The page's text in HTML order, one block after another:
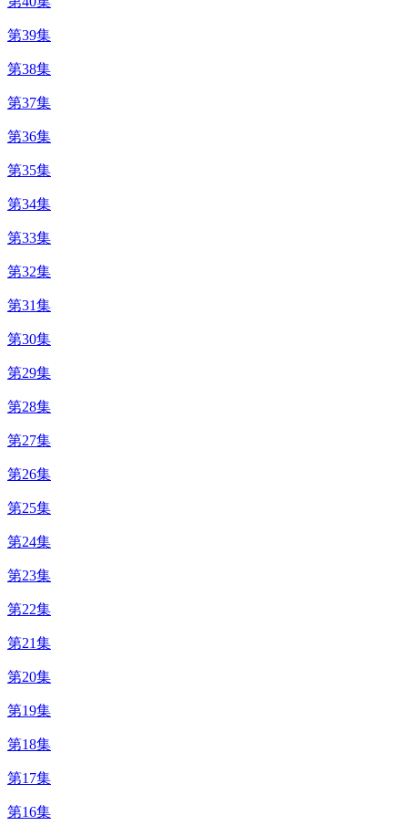
第39集
第38集
第37集
第36集
第35集
第34集
第33集
第32集
第31集
第30集
第29集
第28集
第27集
第26集
第25集
第24集
第23集
第22集
第21集
第20集
第19集
第18集
第17集
第16集